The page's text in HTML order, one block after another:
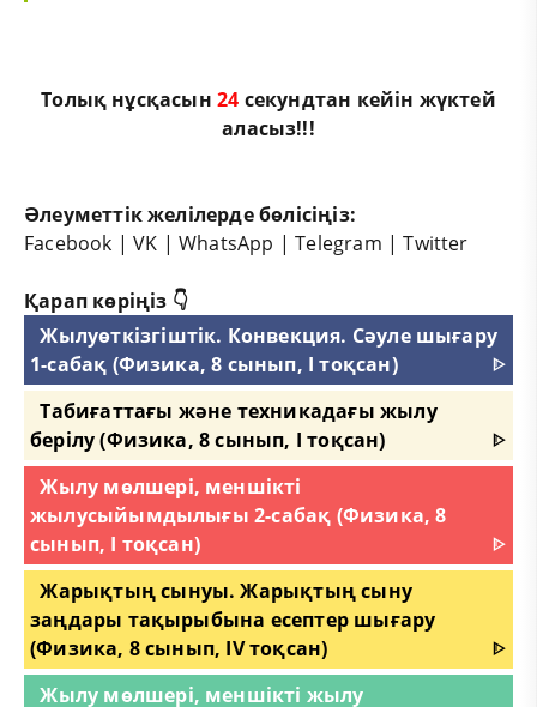
Толық нұсқасын23 секундтан кейін жүктей
аласыз!!!
Әлеуметтік желілерде бөлісіңіз:
Facebook |VK |WhatsApp |Telegram |Twitter
Қарап көріңіз 👇
Жылуөткізгіштік. Конвекция. Сәуле шығару
1-сабақ (Физика, 8 сынып, I тоқсан)
ᐈ
Табиғаттағы және техникадағы жылу
берілу (Физика, 8 сынып, I тоқсан)
ᐈ
Жылу мөлшері, меншікті
жылусыйымдылығы 2-сабақ (Физика, 8
сынып, I тоқсан)
ᐈ
Жарықтың сынуы. Жарықтың сыну
заңдары тақырыбына есептер шығару
(Физика, 8 сынып, IV тоқсан)
ᐈ
Жылу мөлшері, меншікті жылу